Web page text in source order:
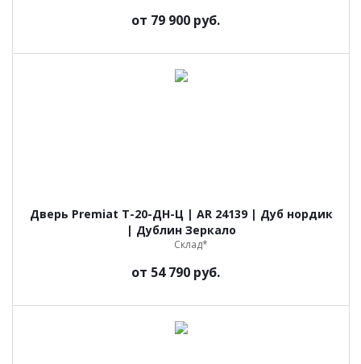
от 79 900 руб.
Дверь Premiat Т-20-ДН-Ц | AR 24139 | Дуб нордик
| Дублин Зеркало
Склад*
от 54 790 руб.